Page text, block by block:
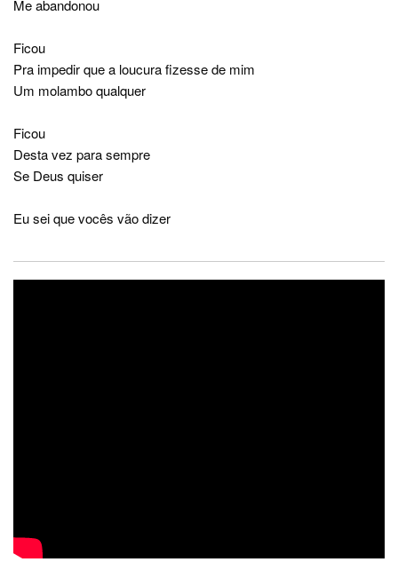
Me abandonou
Ficou
Pra impedir que a loucura fizesse de mim
Um molambo qualquer
Ficou
Desta vez para sempre
Se Deus quiser
Eu sei que vocês vão dizer